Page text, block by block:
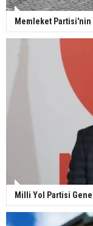
Memleket
Milli Yol Partisi Genel